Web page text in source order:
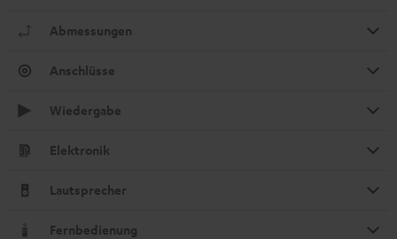
Abmessungen
Anschlüsse
Wiedergabe
Elektronik
Lautsprecher
Fernbedienung